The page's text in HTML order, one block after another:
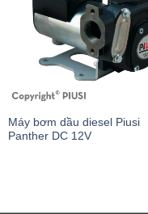
Máy bơm dầu diesel Piusi
Panther DC 12V